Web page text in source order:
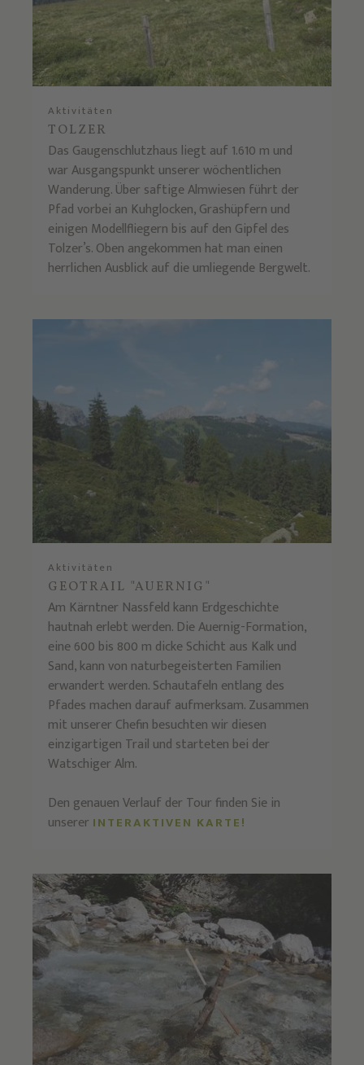
Aktivitäten
TOLZER
Das Gaugenschlutzhaus liegt auf 1.610 m und
war Ausgangspunkt unserer wöchentlichen
Wanderung. Über saftige Almwiesen führt der
Pfad vorbei an Kuhglocken, Grashüpfern und
einigen Modellfliegern bis auf den Gipfel des
Tolzer’s. Oben angekommen hat man einen
herrlichen Ausblick auf die umliegende Bergwelt.
Aktivitäten
GEOTRAIL "AUERNIG"
Am Kärntner Nassfeld kann Erdgeschichte
hautnah erlebt werden. Die Auernig-Formation,
eine 600 bis 800 m dicke Schicht aus Kalk und
Sand, kann von naturbegeisterten Familien
erwandert werden. Schautafeln entlang des
Pfades machen darauf aufmerksam. Zusammen
mit unserer Chefin besuchten wir diesen
einzigartigen Trail und starteten bei der
Watschiger Alm.
Den genauen Verlauf der Tour finden Sie in
unserer INTERAKTIVEN KARTE!